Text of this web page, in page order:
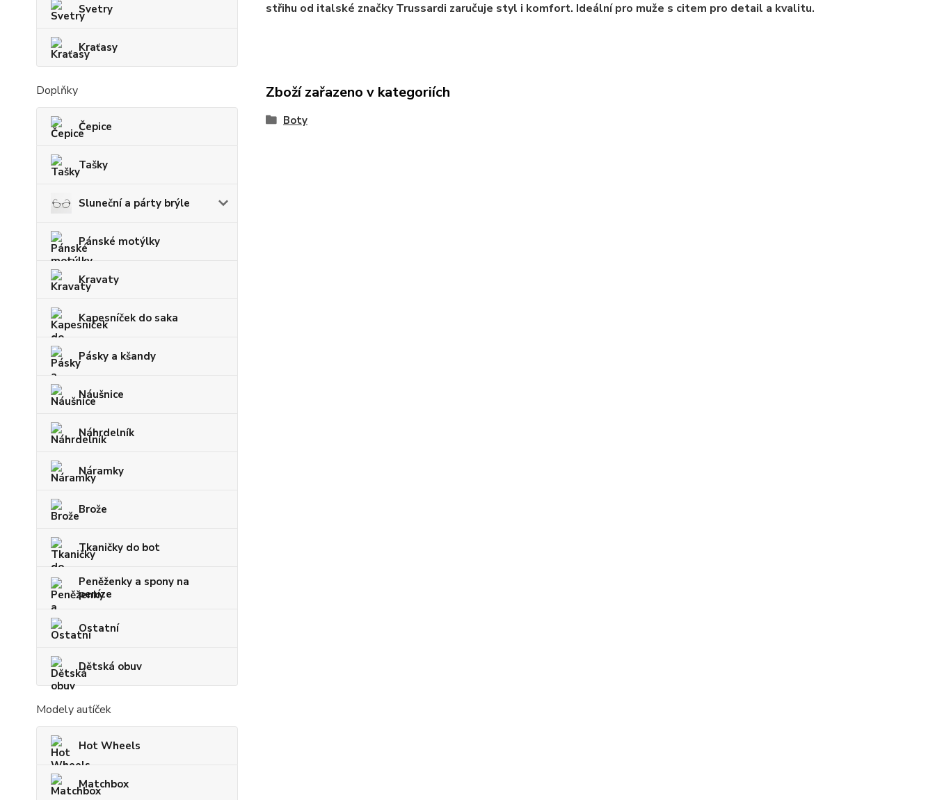
Svetry
Kraťasy
Doplňky
Čepice
Tašky
Sluneční a párty brýle
Pánské motýlky
Kravaty
Kapesníček do saka
Pásky a kšandy
Náušnice
Náhrdelník
Náramky
Brože
Tkaničky do bot
Peněženky a spony na
peníze
Ostatní
Dětská obuv
Modely autíček
Hot Wheels
Matchbox
střihu od italské značky Trussardi zaručuje styl i komfort. Ideální pro muže s citem pro detail a kvalitu.
Zboží zařazeno v kategoriích
Boty